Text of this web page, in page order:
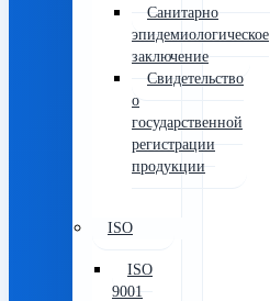
Санитарно
эпидемиологическое
заключение
Свидетельство
о
государственной
регистрации
продукции
ISO
ISO
9001